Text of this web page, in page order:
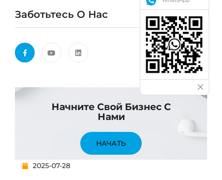
Заботьтесь О Нас
Начните Свой Бизнес С
Нами
НАЧАТЬ
2025-07-28